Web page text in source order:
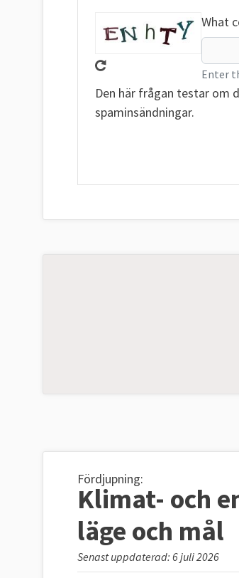
What
Enter
Den här frågan testar om
spaminsändningar.
Fördjupning:
Klimat- och
läge och mål
Senast uppdaterad: 6 juli 2026